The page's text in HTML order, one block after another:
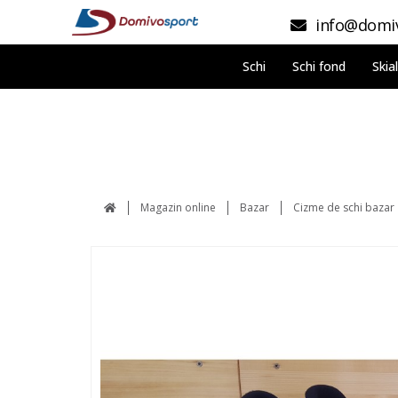
Schi Schi fond
Magazin online Bazar Cizme de schi bazar